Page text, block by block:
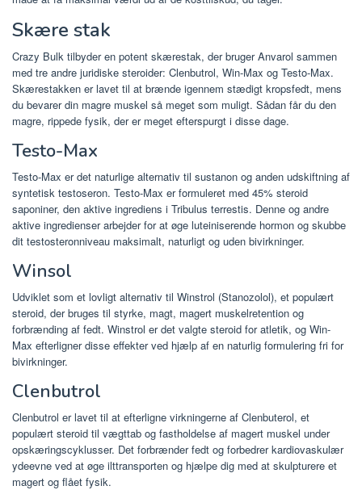
Skære stak
Crazy Bulk tilbyder en potent skærestak, der bruger Anvarol sammen
med tre andre juridiske steroider: Clenbutrol, Win-Max og Testo-Max.
Skærestakken er lavet til at brænde igennem stædigt kropsfedt, mens
du bevarer din magre muskel så meget som muligt. Sådan får du den
magre, rippede fysik, der er meget efterspurgt i disse dage.
Testo-Max
Testo-Max er det naturlige alternativ til sustanon og anden udskiftning af
syntetisk testoseron. Testo-Max er formuleret med 45% steroid
saponiner, den aktive ingrediens i Tribulus terrestis. Denne og andre
aktive ingredienser arbejder for at øge luteiniserende hormon og skubbe
dit testosteronniveau maksimalt, naturligt og uden bivirkninger.
Winsol
Udviklet som et lovligt alternativ til Winstrol (Stanozolol), et populært
steroid, der bruges til styrke, magt, magert muskelretention og
forbrænding af fedt. Winstrol er det valgte steroid for atletik, og Win-
Max efterligner disse effekter ved hjælp af en naturlig formulering fri for
bivirkninger.
Clenbutrol
Clenbutrol er lavet til at efterligne virkningerne af Clenbuterol, et
populært steroid til vægttab og fastholdelse af magert muskel under
opskæringscyklusser. Det forbrænder fedt og forbedrer kardiovaskulær
ydeevne ved at øge ilttransporten og hjælpe dig med at skulpturere et
magert og flået fysik.